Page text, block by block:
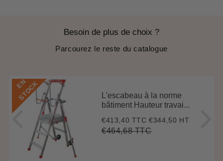
Besoin de plus de choix ?
Parcourez le reste du catalogue
E
N
S
T
O
C
K
L'escabeau à la norme
bâtiment Hauteur travai...
Prix
réduit
€413,40 TTC€413,40
€344,50 HT
Prix
€464,68 TTC€464,68